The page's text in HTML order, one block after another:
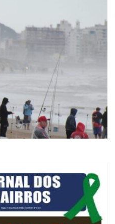
o aniversário de Navegantes